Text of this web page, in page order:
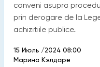
conveni asupra
prin derogare de la
achizițiile publice.
15 Июль /2024 08:00
Марина Кэлдаре